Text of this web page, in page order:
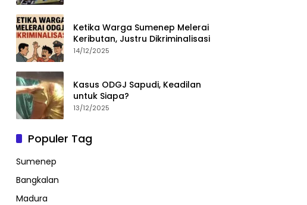
Ketika Warga Sumenep Melerai
Keributan, Justru Dikriminalisasi
14/12/2025
Kasus ODGJ Sapudi, Keadilan
untuk Siapa?
13/12/2025
Populer Tag
Sumenep
Bangkalan
Madura